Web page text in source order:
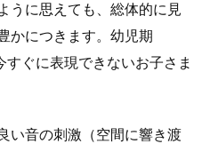
うに思えても、総体的に見
かにつきます。幼児期
ぐに表現できないお子さま
い音の刺激（空間に響き渡